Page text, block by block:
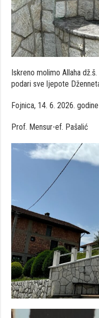
Iskreno molimo Allaha
podari sve ljepote
Fojnica, 14. 6. 2026. godine
Prof. Mensur-ef. Pašalić